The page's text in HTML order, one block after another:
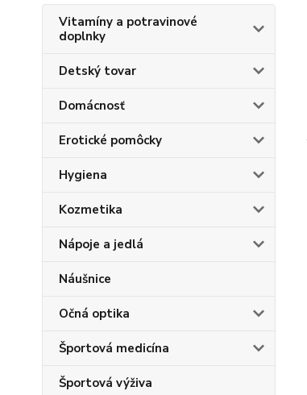
Vitamíny a potravinové
doplnky
Detský tovar
Domácnosť
Erotické pomôcky
Hygiena
Kozmetika
Nápoje a jedlá
Náušnice
Očná optika
Športová medicína
Športová výživa